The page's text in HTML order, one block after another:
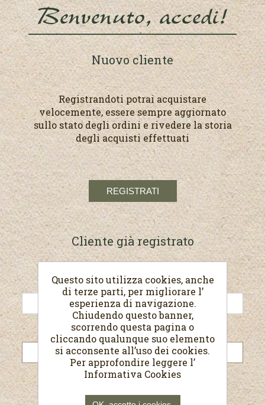
Benvenuto, accedi!
Nuovo cliente
Registrandoti potrai acquistare
velocemente, essere sempre aggiornato
sullo stato degli ordini e rivedere la storia
degli acquisti effettuati
Cliente già registrato
E-mail:
Password:
Questo sito utilizza cookies, anche
di terze parti, per migliorare l’
esperienza di navigazione.
Chiudendo questo banner,
scorrendo questa pagina o
cliccando qualunque suo elemento
si acconsente all’uso dei cookies.
Per approfondire leggere l’
Informativa Cookies